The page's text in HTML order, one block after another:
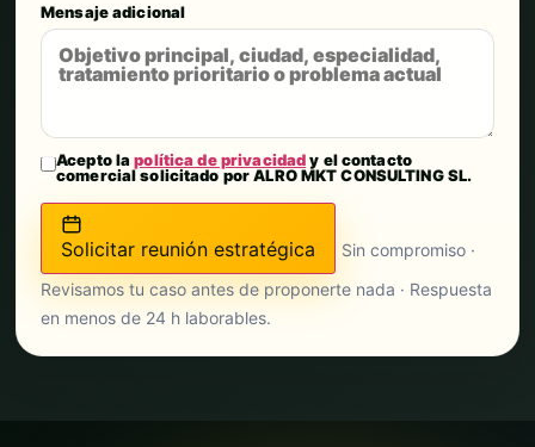
Mensaje adicional
Acepto lapolítica de privacidady el contacto
comercial solicitado por ALRO MKT CONSULTING SL.
Solicitar reunión estratégica
Sin compromiso ·
Revisamos tu caso antes de proponerte nada · Respuesta
en menos de 24 h laborables.